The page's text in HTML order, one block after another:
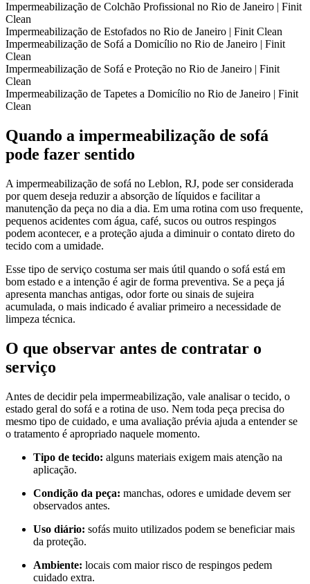
Impermeabilização de Colchão Profissional no Rio de Janeiro | Finit
Clean
Impermeabilização de Estofados no Rio de Janeiro | Finit Clean
Impermeabilização de Sofá a Domicílio no Rio de Janeiro | Finit
Clean
Impermeabilização de Sofá e Proteção no Rio de Janeiro | Finit
Clean
Impermeabilização de Tapetes a Domicílio no Rio de Janeiro | Finit
Clean
Quando a impermeabilização de sofá
pode fazer sentido
A impermeabilização de sofá no Leblon, RJ, pode ser considerada
por quem deseja reduzir a absorção de líquidos e facilitar a
manutenção da peça no dia a dia. Em uma rotina com uso frequente,
pequenos acidentes com água, café, sucos ou outros respingos
podem acontecer, e a proteção ajuda a diminuir o contato direto do
tecido com a umidade.
Esse tipo de serviço costuma ser mais útil quando o sofá está em
bom estado e a intenção é agir de forma preventiva. Se a peça já
apresenta manchas antigas, odor forte ou sinais de sujeira
acumulada, o mais indicado é avaliar primeiro a necessidade de
limpeza técnica.
O que observar antes de contratar o
serviço
Antes de decidir pela impermeabilização, vale analisar o tecido, o
estado geral do sofá e a rotina de uso. Nem toda peça precisa do
mesmo tipo de cuidado, e uma avaliação prévia ajuda a entender se
o tratamento é apropriado naquele momento.
Tipo de tecido: alguns materiais exigem mais atenção na
aplicação.
Condição da peça: manchas, odores e umidade devem ser
observados antes.
Uso diário: sofás muito utilizados podem se beneficiar mais
da proteção.
Ambiente: locais com maior risco de respingos pedem
cuidado extra.